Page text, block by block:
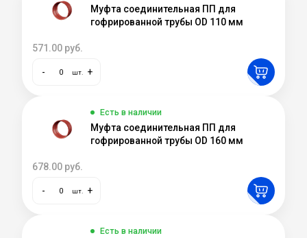
Муфта соединительная ПП для
гофрированной трубы OD 110 мм
571.00 руб.
- шт. +
Есть в наличии
Муфта соединительная ПП для
гофрированной трубы OD 160 мм
678.00 руб.
- шт. +
Есть в наличии